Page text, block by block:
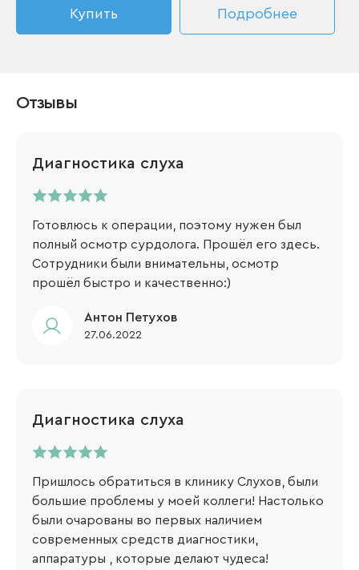
Купить Подробнее
Отзывы
Диагностика слуха
Готовлюсь к операции, поэтому нужен был
полный осмотр сурдолога. Прошёл его здесь.
Сотрудники были внимательны, осмотр
прошёл быстро и качественно:)
​Антон Петухов
27.06.2022
Диагностика слуха
Пришлось обратиться в клинику Слухов, были
большие проблемы у моей коллеги! Настолько
были очарованы во первых наличием
современных средств диагностики,
аппаратуры , которые делают чудеса!